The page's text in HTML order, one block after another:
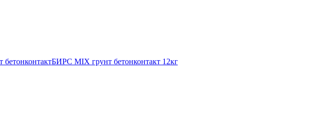
БИРС МIХ грунт бетонконтакт 12кг